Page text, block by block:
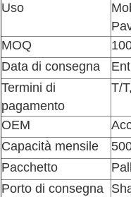
Uso
MOQ
Data di consegna
Termini di
pagamento
T/
OEM
Capacità mensile
Pacchetto
Porto di consegna